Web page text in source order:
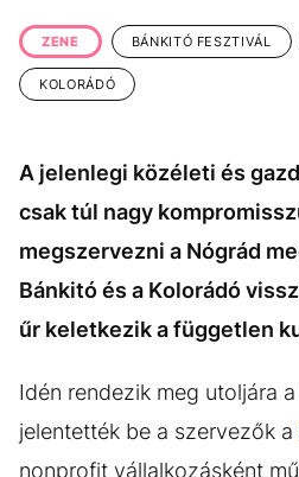
ÉLETMÓD
BESZÉLGETÉSEK
ZENE BÁNKITÓ FESZTIVÁL
KOLORÁDÓ
A jelenlegi közéleti és
csak túl nagy
megszervezni a Nógrád
Bánkitó és a Kolorádó
űr keletkezik a független
Idén rendezik meg utoljára
jelentették be a szervezők a
nonprofit vállalkozásként